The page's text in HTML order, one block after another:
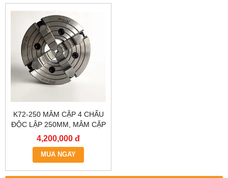
K72-250 MÂM CẶP 4 CHẤU
ĐỘC LẬP 250MM, MÂM CẶP
4 CHẤU LỆCH TÂM, ĐẦU
KẸP 4 CHẤU 2 TẤC RƯỠI,
MÂM CẶP 4 CHẤU MÁY
TIỆN, LATO.
4,200,000 đ
MUA NGAY